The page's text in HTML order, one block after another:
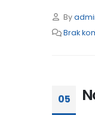
By
Brak
05